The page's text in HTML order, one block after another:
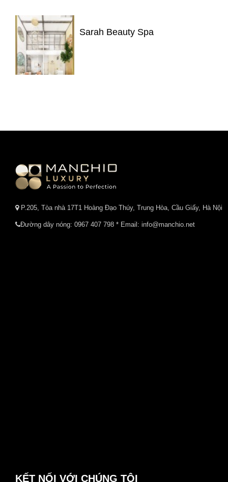
Sarah Beauty Spa
P.205, Tòa nhà 17T1 Hoàng Đạo Thúy, Trung Hòa, Cầu Giấy, Hà Nội
Đường dây nóng: 0967 407 798 * Email: info@manchio.net
KẾT NỐI VỚI CHÚNG TÔI